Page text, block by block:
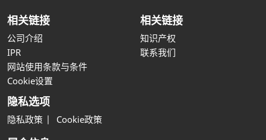
相关链接
公司介绍
IPR
网站使用条款与条件
Cookie设置
相关链接
知识产权
联系我们
隐私选项
隐私政策 Cookie政策